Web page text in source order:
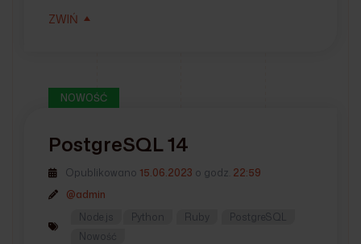
ZWIŃ
NOWOŚĆ
PostgreSQL 14
Opublikowano 15.06.2023 o godz. 22:59
@admin
Node.js
Python Ruby
PostgreSQL
Nowość